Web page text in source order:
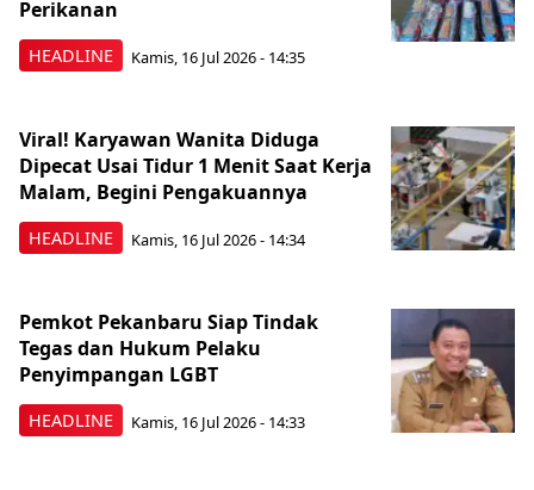
HEADLINE
Perikanan
Kamis, 16 Jul 2026 - 14:35
HEADLINE
Viral! Karyawan Wanita Diduga
Dipecat Usai Tidur 1 Menit Saat Kerja
Malam, Begini Pengakuannya
Kamis, 16 Jul 2026 - 14:34
HEADLINE
Pemkot Pekanbaru Siap Tindak
Tegas dan Hukum Pelaku
Penyimpangan LGBT
Kamis, 16 Jul 2026 - 14:33